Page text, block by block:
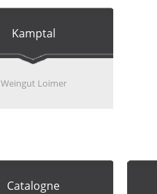
Kamptal
Weingut Loimer
Catalogne